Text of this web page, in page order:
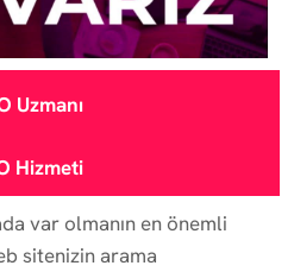
Uzmanı
Hizmeti
var olmanın en önemli
sitenizin arama